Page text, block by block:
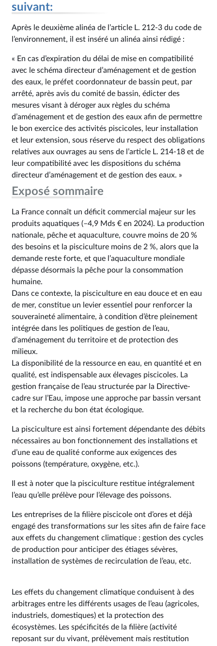
suivant:
Après le deuxième alinéa de l’article L. 212‑3 du code de
l’environnement, il est inséré un alinéa ainsi rédigé :
« En cas d’expiration du délai de mise en compatibilité
avec le schéma directeur d’aménagement et de gestion
des eaux, le préfet coordonnateur de bassin peut, par
arrêté, après avis du comité de bassin, édicter des
mesures visant à déroger aux règles du schéma
d’aménagement et de gestion des eaux afin de permettre
le bon exercice des activités piscicoles, leur installation
et leur extension, sous réserve du respect des obligations
relatives aux ouvrages au sens de l’article L. 214‑18 et de
leur compatibilité avec les dispositions du schéma
directeur d’aménagement et de gestion des eaux. »
Exposé sommaire
La France connaît un déficit commercial majeur sur les
produits aquatiques (–4,9 Mds € en 2024). La production
nationale, pêche et aquaculture, couvre moins de 20 %
des besoins et la pisciculture moins de 2 %, alors que la
demande reste forte, et que l’aquaculture mondiale
dépasse désormais la pêche pour la consommation
humaine.
Dans ce contexte, la pisciculture en eau douce et en eau
de mer, constitue un levier essentiel pour renforcer la
souveraineté alimentaire, à condition d’être pleinement
intégrée dans les politiques de gestion de l’eau,
d’aménagement du territoire et de protection des
milieux.
La disponibilité de la ressource en eau, en quantité et en
qualité, est indispensable aux élevages piscicoles. La
gestion française de l’eau structurée par la Directive-
cadre sur l’Eau, impose une approche par bassin versant
et la recherche du bon état écologique.
La pisciculture est ainsi fortement dépendante des débits
nécessaires au bon fonctionnement des installations et
d’une eau de qualité conforme aux exigences des
poissons (température, oxygène, etc.).
Il est à noter que la pisciculture restitue intégralement
l’eau qu’elle prélève pour l’élevage des poissons.
Les entreprises de la filière piscicole ont d’ores et déjà
engagé des transformations sur les sites afin de faire face
aux effets du changement climatique : gestion des cycles
de production pour anticiper des étiages sévères,
installation de systèmes de recirculation de l’eau, etc.
Les effets du changement climatique conduisent à des
arbitrages entre les différents usages de l’eau (agricoles,
industriels, domestiques) et la protection des
écosystèmes. Les spécificités de la filière (activité
reposant sur du vivant, prélèvement mais restitution